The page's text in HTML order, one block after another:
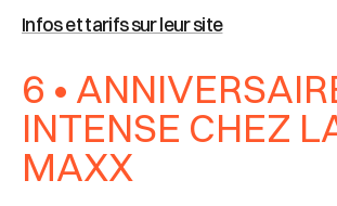
Infos et tarifs sur leur site
6 •
INTENSE CHEZ
MAXX